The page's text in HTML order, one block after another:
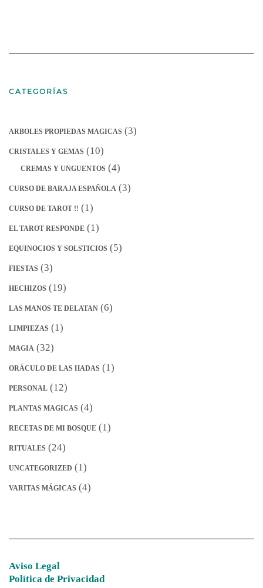
CATEGORÍAS
ARBOLES PROPIEDAS MAGICAS (3)
CRISTALES Y GEMAS (10)
CREMAS Y UNGUENTOS (4)
CURSO DE BARAJA ESPAÑOLA (3)
CURSO DE TAROT !! (1)
EL TAROT RESPONDE (1)
EQUINOCIOS Y SOLSTICIOS (5)
FIESTAS (3)
HECHIZOS (19)
LAS MANOS TE DELATAN (6)
LIMPIEZAS (1)
MAGIA (32)
ORÁCULO DE LAS HADAS (1)
PERSONAL (12)
PLANTAS MAGICAS (4)
RECETAS DE MI BOSQUE (1)
RITUALES (24)
UNCATEGORIZED (1)
VARITAS MÁGICAS (4)
Aviso Legal
Política de Privacidad